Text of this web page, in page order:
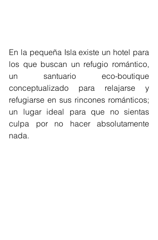
En la pequeña Isla existe un hotel para
los que buscan un refugio romántico,
un santuario eco-boutique
conceptualizado para relajarse y
refugiarse en sus rincones románticos;
un lugar ideal para que no sientas
culpa por no hacer absolutamente
nada.